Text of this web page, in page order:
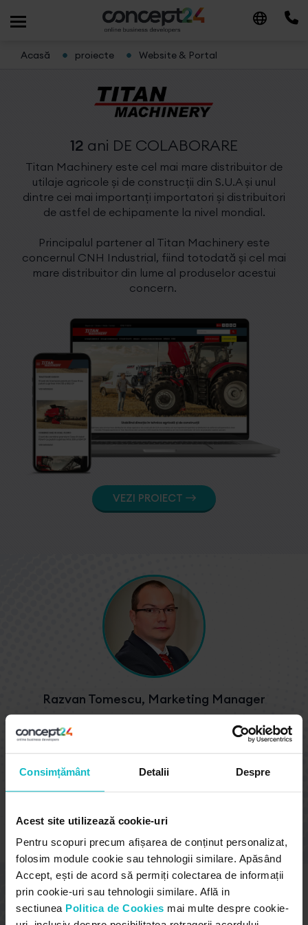
Consimțământ Detalii Despre
Acest site utilizează cookie-uri
Pentru scopuri precum afișarea de conținut personalizat,
folosim module cookie sau tehnologii similare. Apăsând
Accept, ești de acord să permiți colectarea de informații
prin cookie-uri sau tehnologii similare. Află in
sectiunea Politica de Cookies mai multe despre cookie-
Acasă proiecte Website & Portal
12 ani DE COLABORARE
Titan Machinery este cel mai mare distribuitor de
utilaje agricole și de construcții din S.U.A și unul
dintre cei mai importanți importatori și distribuitori
de astfel de echipamente la nivel mondial.
Principalul partener al Titan Machinery este
concernul CNH Industrial, fiind totodată și cel mai
mare distribuitor din lume al produselor acestui
concern.
VEZI PROIECT
Razvan Tomescu, Marketing Manager
Am avut nevoie de o aplicație ecommerce
dedicată departamentului comercial. Concept24
a realizat analiza proceselor de business și a
dezvoltat o aplicație performantă, personalizată,
în conformitate cu solicitările noastre. S-au
avut un preț competitiv. Sunt o echipă de
GRUPUL TITAN MACHINERY